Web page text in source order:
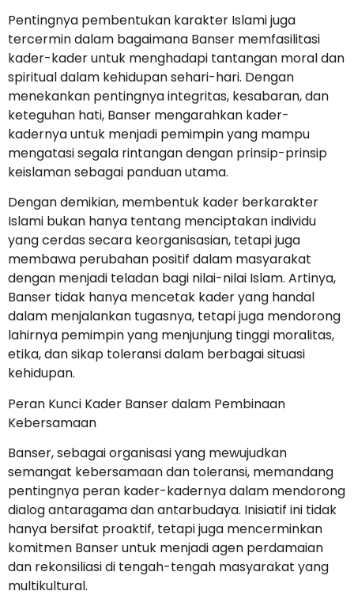
Pentingnya pembentukan karakter Islami juga
tercermin dalam bagaimana Banser memfasilitasi
kader-kader untuk menghadapi tantangan moral dan
spiritual dalam kehidupan sehari-hari. Dengan
menekankan pentingnya integritas, kesabaran, dan
keteguhan hati, Banser mengarahkan kader-
kadernya untuk menjadi pemimpin yang mampu
mengatasi segala rintangan dengan prinsip-prinsip
keislaman sebagai panduan utama.
Dengan demikian, membentuk kader berkarakter
Islami bukan hanya tentang menciptakan individu
yang cerdas secara keorganisasian, tetapi juga
membawa perubahan positif dalam masyarakat
dengan menjadi teladan bagi nilai-nilai Islam. Artinya,
Banser tidak hanya mencetak kader yang handal
dalam menjalankan tugasnya, tetapi juga mendorong
lahirnya pemimpin yang menjunjung tinggi moralitas,
etika, dan sikap toleransi dalam berbagai situasi
kehidupan.
Peran Kunci Kader Banser dalam Pembinaan
Kebersamaan
Banser, sebagai organisasi yang mewujudkan
semangat kebersamaan dan toleransi, memandang
pentingnya peran kader-kadernya dalam mendorong
dialog antaragama dan antarbudaya. Inisiatif ini tidak
hanya bersifat proaktif, tetapi juga mencerminkan
komitmen Banser untuk menjadi agen perdamaian
dan rekonsiliasi di tengah-tengah masyarakat yang
multikultural.